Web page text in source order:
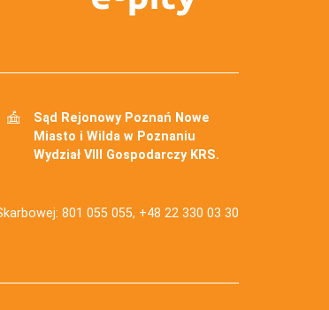
Sąd Rejonowy Poznań Nowe
Miasto i Wilda w Poznaniu
Wydział VIII Gospodarczy KRS.
801 055 055, +48 22 330 03 30